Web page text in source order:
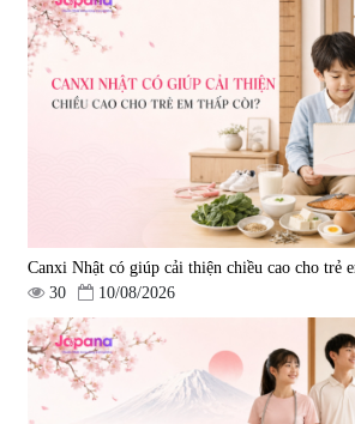
Canxi Nhật có giúp cải thiện chiều cao cho trẻ
30
10/08/2026